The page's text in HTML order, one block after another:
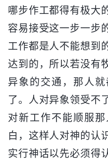
哪步作工都得有极大
容易接受这一步一步
工作都是人不能想到
达到的，所以若没有
异象的交通，那人
了。人对异象领受不
对新工作不能顺服
白，这样人对神的认
实行神话以先必须得